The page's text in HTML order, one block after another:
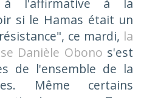
à l'affirmative à la
si le Hamas était un
ce mardi, la
Danièle Obono s'est
de l'ensemble de la
Même certains